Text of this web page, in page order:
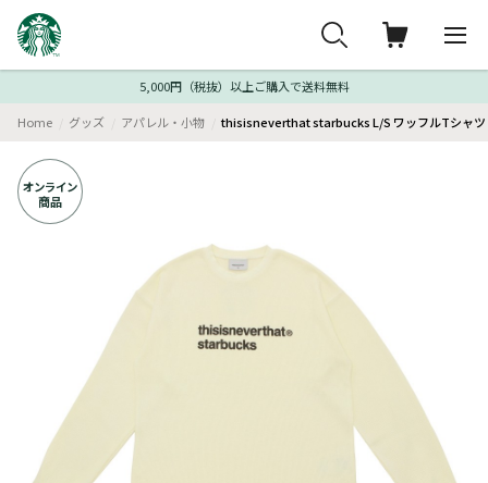
5,000円（税抜）以上ご購入で送料無料
Home グッズ アパレル・小物 thisisneverthat starbucks L/S ワッフルTシャツ
オンライン
商品